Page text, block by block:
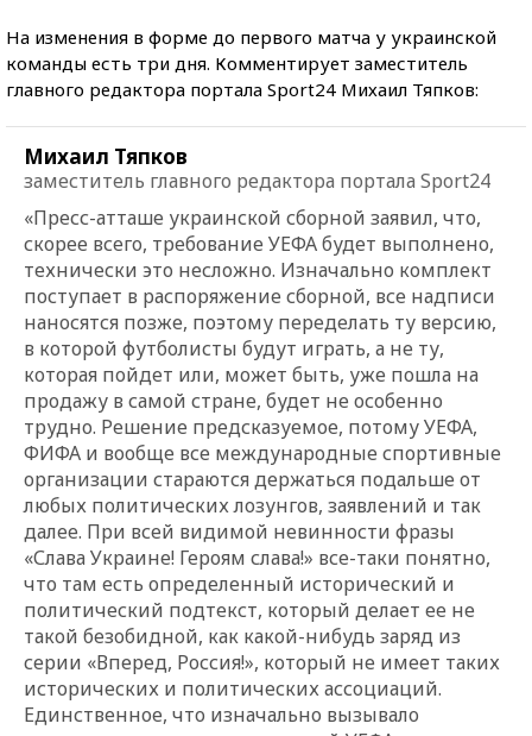
На изменения в форме до первого матча у украинской
команды есть три дня. Комментирует заместитель
главного редактора портала Sport24 Михаил Тяпков:
Михаил Тяпков
заместитель главного редактора портала Sport24
«Пресс-атташе украинской сборной заявил, что,
скорее всего, требование УЕФА будет выполнено,
технически это несложно. Изначально комплект
поступает в распоряжение сборной, все надписи
наносятся позже, поэтому переделать ту версию,
в которой футболисты будут играть, а не ту,
которая пойдет или, может быть, уже пошла на
продажу в самой стране, будет не особенно
трудно. Решение предсказуемое, потому УЕФА,
ФИФА и вообще все международные спортивные
организации стараются держаться подальше от
любых политических лозунгов, заявлений и так
далее. При всей видимой невинности фразы
«Слава Украине! Героям слава!» все-таки понятно,
что там есть определенный исторический и
политический подтекст, который делает ее не
такой безобидной, как какой-нибудь заряд из
серии «Вперед, Россия!», который не имеет таких
исторических и политических ассоциаций.
Единственное, что изначально вызывало